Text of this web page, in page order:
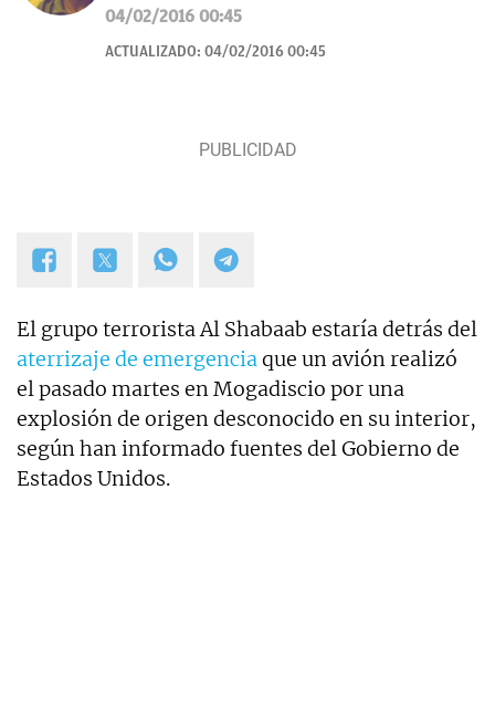
y visualización, también escribo sobre motor y
04/02/2016 00:45
ACTUALIZADO: 04/02/2016 00:45
El grupo terrorista Al Shabaab estaría detrás del
aterrizaje de emergenciaque un avión realizó
el pasado martes en Mogadiscio por una
explosión de origen desconocido en su interior,
según han informado fuentes del Gobierno de
Estados Unidos.